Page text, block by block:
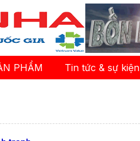
PHẨM Tin tức & sự kiện